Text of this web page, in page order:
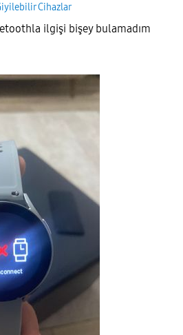
Cihazlar
ilgişi bişey bulamadım